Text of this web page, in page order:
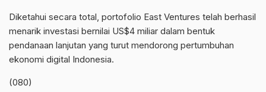
Diketahui secara total, portofolio East Ventures telah berhasil
menarik investasi bernilai US$4 miliar dalam bentuk
pendanaan lanjutan yang turut mendorong pertumbuhan
ekonomi digital Indonesia.
(080)